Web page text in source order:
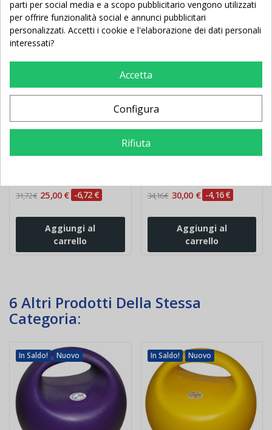
Paletto allenamento
31,72 € 25,00 € -6,72 €
Aggiungi al
carrello
Delimitatori di spazio
(cinesini) colorati da 48
pezzi
34,16 € 30,00 € -4,16 €
Aggiungi al
carrello
6 Altri Prodotti Della Stessa
Categoria:
In Saldo! Nuovo In Saldo! Nuovo
parti per social media e a scopo pubblicitario vengono utilizzati
per offrire funzionalità social e annunci pubblicitari
personalizzati. Accetti i cookie e l'elaborazione dei dati personali
interessati?
Accetta
Configura
Rifiuta